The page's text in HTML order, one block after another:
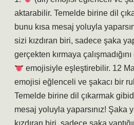
aktarabilir. Temelde birine dil
bunu kısa mesaj yoluyla
sizi kızdıran biri, sadece şaka
gerçekten kırmaya
emojisiyle eşleştirebilir. 12
emojisi eğlenceli ve şakacı bir
Temelde birine dil çıkarmak
mesaj yoluyla yaparsınız! Şaka
kızdıran biri, sadece şaka